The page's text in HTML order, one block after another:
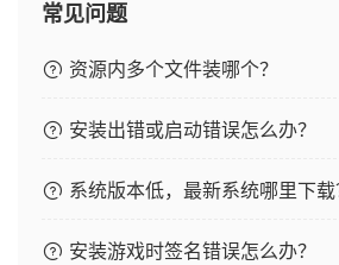
常见问题
资源内多个文件装哪个？
安装出错或启动错误怎么办？
系统版本低，最新系统哪里下载
安装游戏时签名错误怎么办？